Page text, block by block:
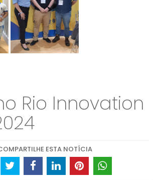
Rio Innovation
ESTA NOTÍCIA